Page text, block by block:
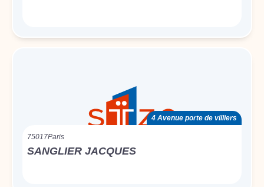
4 Avenue porte de villiers
75017Paris
SANGLIER JACQUES